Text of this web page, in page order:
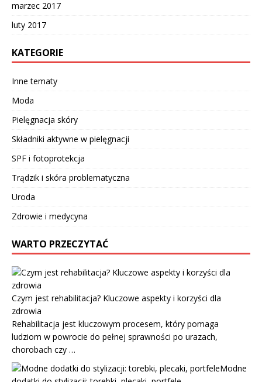
marzec 2017
luty 2017
KATEGORIE
Inne tematy
Moda
Pielęgnacja skóry
Składniki aktywne w pielęgnacji
SPF i fotoprotekcja
Trądzik i skóra problematyczna
Uroda
Zdrowie i medycyna
WARTO PRZECZYTAĆ
Czym jest rehabilitacja? Kluczowe aspekty i korzyści dla
zdrowia
Rehabilitacja jest kluczowym procesem, który pomaga
ludziom w powrocie do pełnej sprawności po urazach,
chorobach czy …
Modne